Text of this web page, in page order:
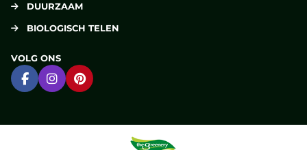
DUURZAAM
BIOLOGISCH TELEN
VOLG ONS
Ga naar Facebook
Ga naar Instagram
Ga naar Pinterest